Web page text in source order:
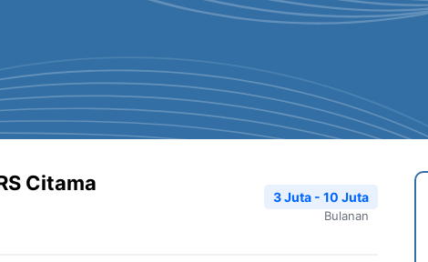
Citama
3 Juta - 10 Juta
Bulanan